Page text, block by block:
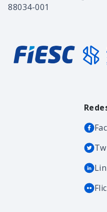
88034-001